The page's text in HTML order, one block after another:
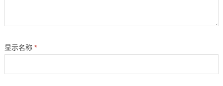
显示名称 *